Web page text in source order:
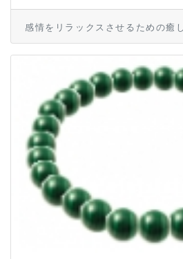
感情をリラックスさせるための癒